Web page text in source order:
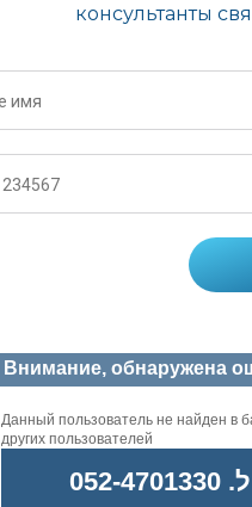
Внимание, обнаружена
Данный пользователь не найден в
других пользователей